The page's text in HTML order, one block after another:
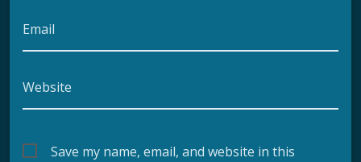
Email
Website
Save my name, email, and website in this